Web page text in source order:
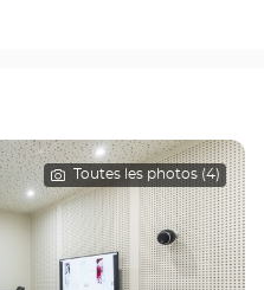
Toutes les photos (4)